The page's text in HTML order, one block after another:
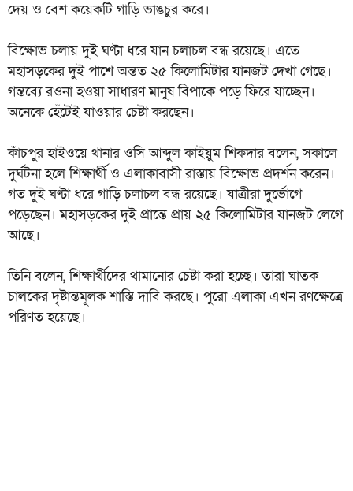
দেয় ও বেশ কয়েকটি গাড়ি ভাঙচুর করে।
বিক্ষোভ চলায় দুই ঘণ্টা ধরে যান চলাচল বন্ধ রয়েছে। এতে
মহাসড়কের দুই পাশে অন্তত ২৫ কিলোমিটার যানজট দেখা গেছে।
গন্তব্যে রওনা হওয়া সাধারণ মানুষ বিপাকে পড়ে ফিরে যাচ্ছেন।
অনেকে হেঁটেই যাওয়ার চেষ্টা করছেন।
কাঁচপুর হাইওয়ে থানার ওসি আব্দুল কাইয়ুম শিকদার বলেন, সকালে
দুর্ঘটনা হলে শিক্ষার্থী ও এলাকাবাসী রাস্তায় বিক্ষোভ প্রদর্শন করেন।
গত দুই ঘণ্টা ধরে গাড়ি চলাচল বন্ধ রয়েছে। যাত্রীরা দুর্ভোগে
পড়েছেন। মহাসড়কের দুই প্রান্তে প্রায় ২৫ কিলোমিটার যানজট লেগে
আছে।
তিনি বলেন, শিক্ষার্থীদের থামানোর চেষ্টা করা হচ্ছে। তারা ঘাতক
চালকের দৃষ্টান্তমূলক শাস্তি দাবি করছে। পুরো এলাকা এখন রণক্ষেত্রে
পরিণত হয়েছে।